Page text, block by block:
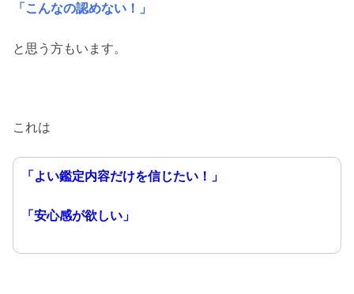
「こんなの認めない！」
と思う方もいます。
これは
「よい鑑定内容だけを信じたい！」
「安心感が欲しい」